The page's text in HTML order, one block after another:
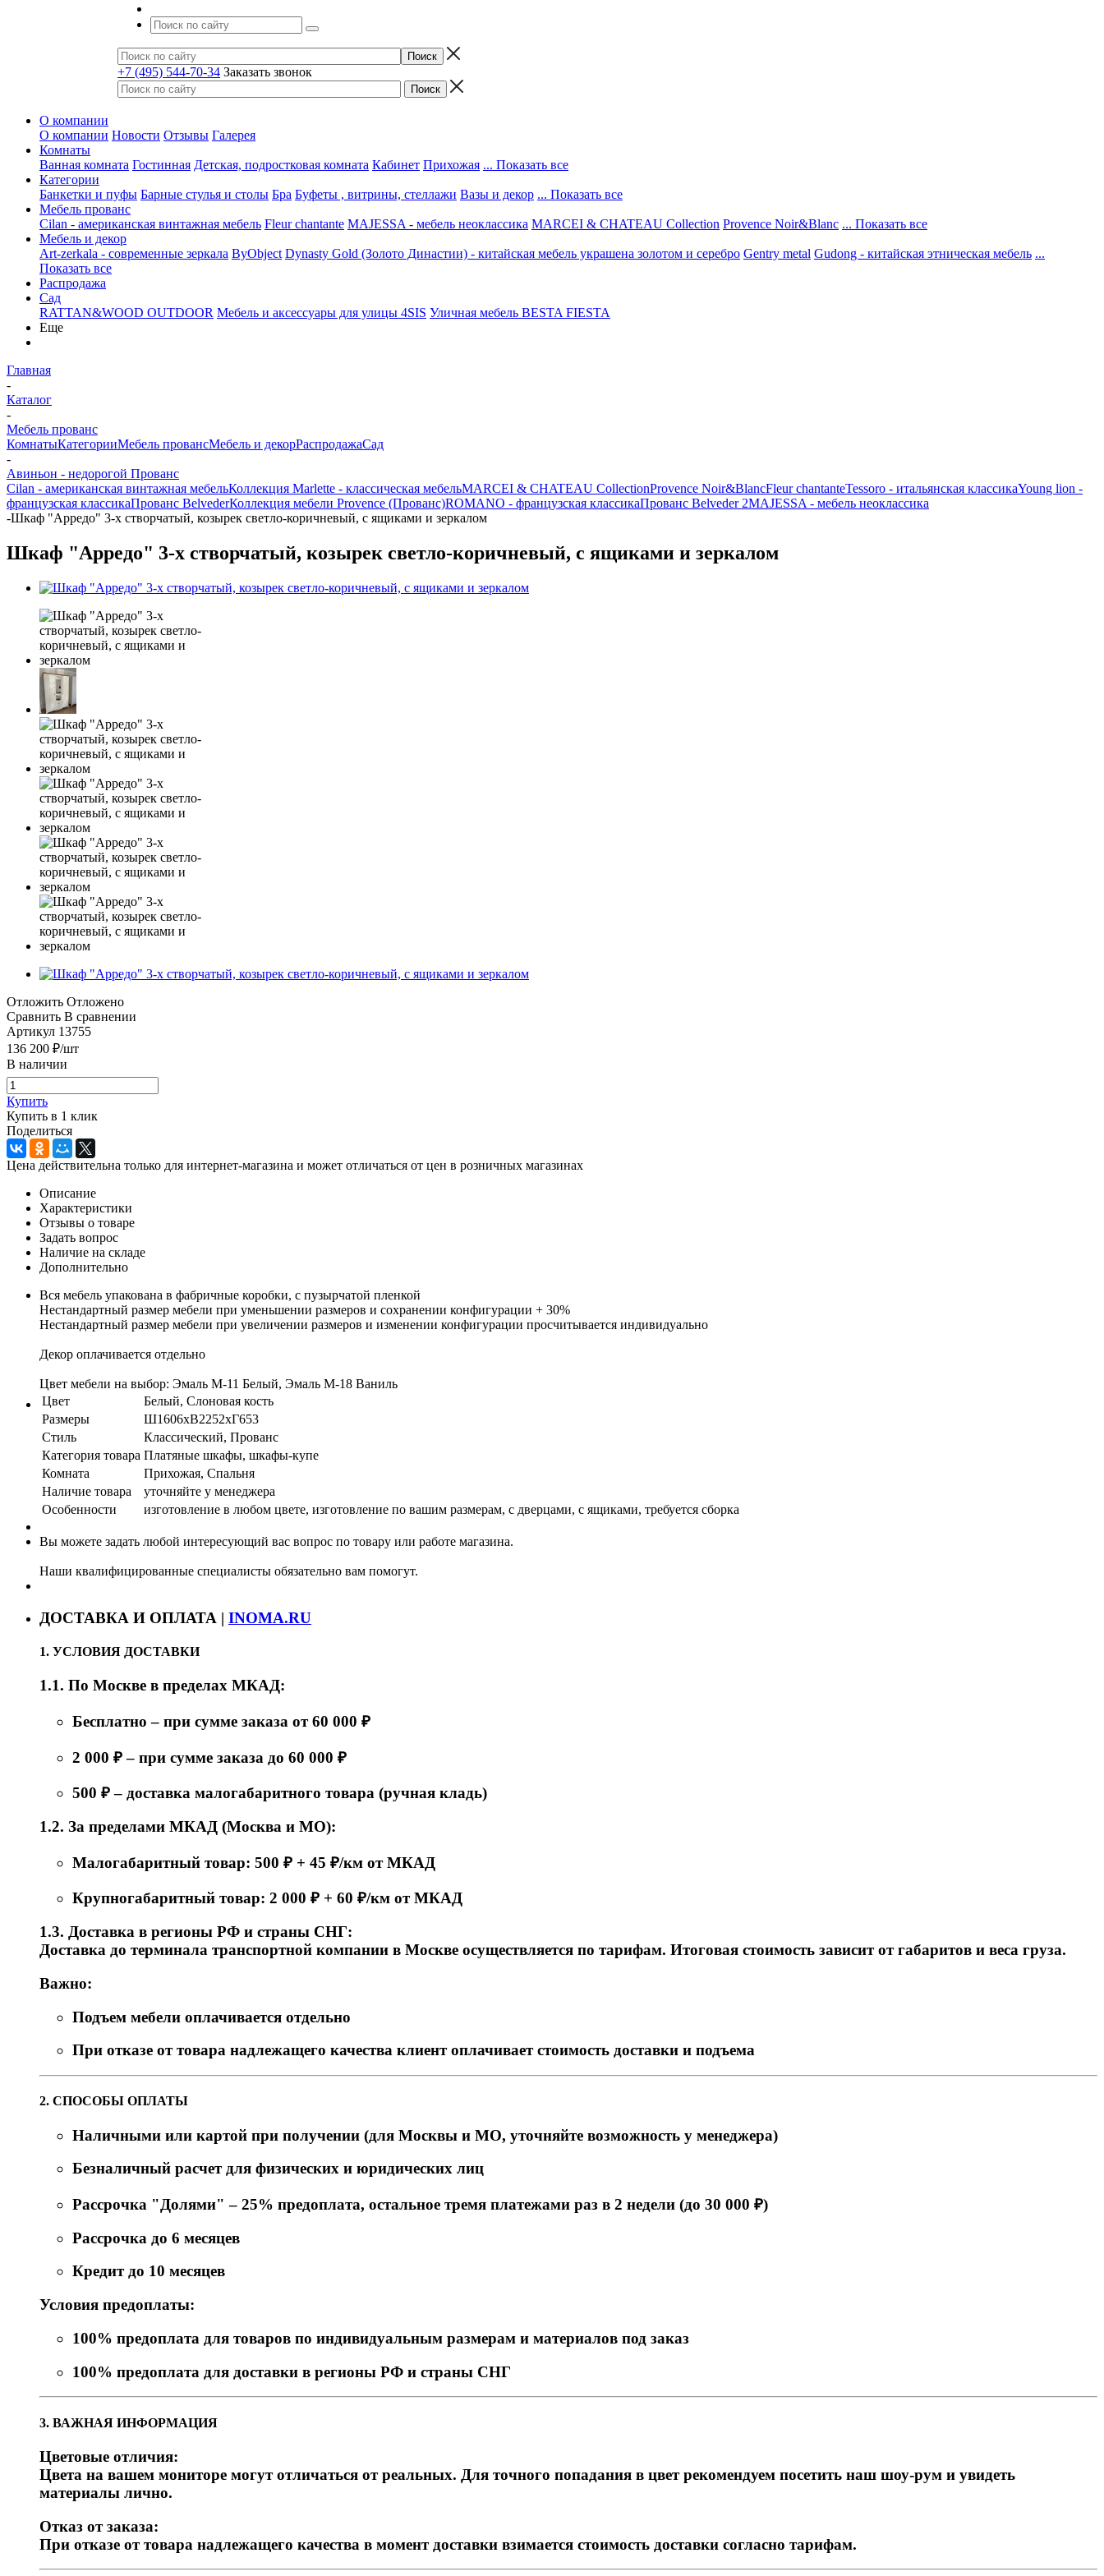
+7 (495) 544-70-34 Заказать звонок
О компании
О компании Новости Отзывы Галерея
Комнаты
Ванная комната Гостинная Детская, подростковая комната Кабинет Прихожая ... Показать все
Категории
Банкетки и пуфы Барные стулья и столы Бра Буфеты , витрины, стеллажи Вазы и декор ... Показать все
Мебель прованс
Cilan - американская винтажная мебель Fleur chantante MAJESSA - мебель неоклассика MARCEI & CHATEAU Collection Provence Noir&Blanc ... Показать все
Мебель и декор
Art-zerkala - современные зеркала ByObject Dynasty Gold (Золото Династии) - китайская мебель украшена золотом и серебро Gentry metal Gudong - китайская этническая мебель ...
Показать все
Распродажа
Сад
RATTAN&WOOD OUTDOOR Мебель и аксессуары для улицы 4SIS Уличная мебель BESTA FIESTA
Еще
Главная
-
Каталог
-
Мебель прованс
КомнатыКатегорииМебель провансМебель и декорРаспродажаСад
-
Авиньон - недорогой Прованс
Cilan - американская винтажная мебельКоллекция Marlette - классическая мебельMARCEI & CHATEAU CollectionProvence Noir&BlancFleur chantanteTessoro - итальянская классикаYoung lion -
французская классикаПрованс BelvederКоллекция мебели Provence (Прованс)ROMANO - французская классикаПрованс Belveder 2MAJESSA - мебель неоклассика
-Шкаф "Арредо" 3-х створчатый, козырек светло-коричневый, с ящиками и зеркалом
Шкаф "Арредо" 3-х створчатый, козырек светло-коричневый, с ящиками и зеркалом
Отложить Отложено
Сравнить В сравнении
Артикул 13755
136 200 ₽/шт
В наличии
Купить
Купить в 1 клик
Поделиться
Цена действительна только для интернет-магазина и может отличаться от цен в розничных магазинах
Описание
Характеристики
Отзывы о товаре
Задать вопрос
Наличие на складе
Дополнительно
Вся мебель упакована в фабричные коробки, с пузырчатой пленкой
Нестандартный размер мебели при уменьшении размеров и сохранении конфигурации + 30%
Нестандартный размер мебели при увеличении размеров и изменении конфигурации просчитывается индивидуально
Декор оплачивается отдельно
Цвет мебели на выбор: Эмаль М-11 Белый, Эмаль М-18 Ваниль
Цвет
Белый, Слоновая кость
Размеры
Ш1606хВ2252хГ653
Стиль
Классический, Прованс
Категория товара Платяные шкафы, шкафы-купе
Комната
Прихожая, Спальня
Наличие товара
уточняйте у менеджера
Особенности
изготовление в любом цвете, изготовление по вашим размерам, с дверцами, с ящиками, требуется сборка
Вы можете задать любой интересующий вас вопрос по товару или работе магазина.
Наши квалифицированные специалисты обязательно вам помогут.
ДОСТАВКА И ОПЛАТА | INOMA.RU
1. УСЛОВИЯ ДОСТАВКИ
1.1. По Москве в пределах МКАД:
Бесплатно – при сумме заказа от 60 000 ₽
2 000 ₽ – при сумме заказа до 60 000 ₽
500 ₽ – доставка малогабаритного товара (ручная кладь)
1.2. За пределами МКАД (Москва и МО):
Малогабаритный товар: 500 ₽ + 45 ₽/км от МКАД
Крупногабаритный товар: 2 000 ₽ + 60 ₽/км от МКАД
1.3. Доставка в регионы РФ и страны СНГ:
Доставка до терминала транспортной компании в Москве осуществляется по тарифам. Итоговая стоимость зависит от габаритов и веса груза.
Важно:
Подъем мебели оплачивается отдельно
При отказе от товара надлежащего качества клиент оплачивает стоимость доставки и подъема
2. СПОСОБЫ ОПЛАТЫ
Наличными или картой при получении (для Москвы и МО, уточняйте возможность у менеджера)
Безналичный расчет для физических и юридических лиц
Рассрочка "Долями" – 25% предоплата, остальное тремя платежами раз в 2 недели (до 30 000 ₽)
Рассрочка до 6 месяцев
Кредит до 10 месяцев
Условия предоплаты:
100% предоплата для товаров по индивидуальным размерам и материалов под заказ
100% предоплата для доставки в регионы РФ и страны СНГ
3. ВАЖНАЯ ИНФОРМАЦИЯ
Цветовые отличия:
Цвета на вашем мониторе могут отличаться от реальных. Для точного попадания в цвет рекомендуем посетить наш шоу-рум и увидеть
материалы лично.
Отказ от заказа:
При отказе от товара надлежащего качества в момент доставки взимается стоимость доставки согласно тарифам.